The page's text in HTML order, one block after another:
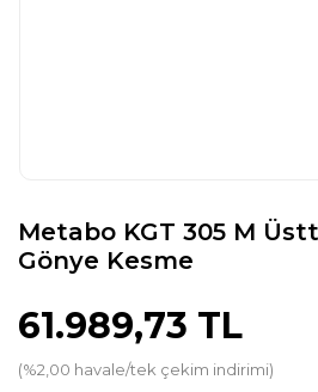
Metabo KGT 305 M
Gönye Kesme
61.989,73 TL
(%2,00 havale/tek çekim indirimi)